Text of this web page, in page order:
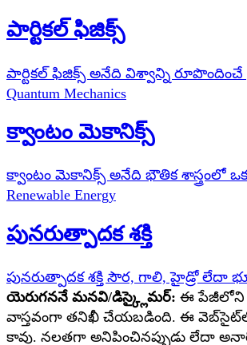
పార్టికల్ ఫిజిక్స్
పార్టికల్ ఫిజిక్స్ అనేది విశ్వాన్ని
Quantum Mechanics
క్వాంటం మెకానిక్స్
క్వాంటం మెకానిక్స్ అనేది భౌతిక శాస్త్రంలో
Renewable Energy
పునరుత్పాదక శక్తి
పునరుత్పాదక శక్తి సౌర, గాలి, హైడ్రో లేదా
యెరుగననే మనవి/డిస్క్లైమర్: ఈ పేజీలోని
వాస్తవంగా తనిఖీ చేయబడింది. ఈ
కావు. నలతగా అనిపించినప్పుడు లేదా